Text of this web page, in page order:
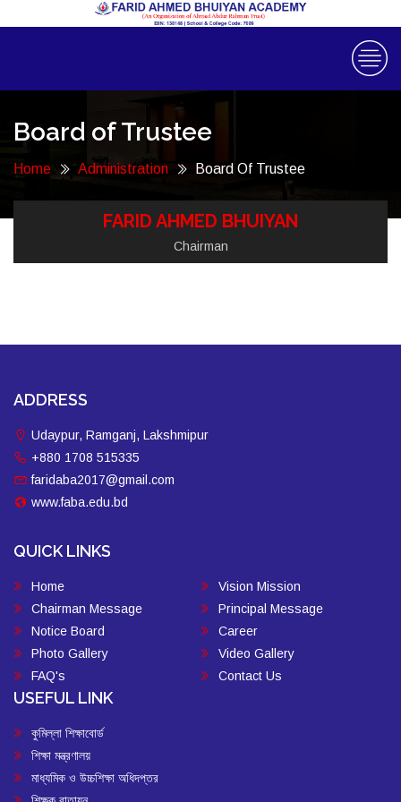
Board of Trustee
Home Administration Board Of Trustee
FARID AHMED BHUIYAN
Chairman
ADDRESS
Udaypur, Ramganj, Lakshmipur
+880 1708 515335
faridaba2017@gmail.com
www.faba.edu.bd
QUICK LINKS
Home
Vision Mission
Chairman Message
Principal Message
Notice Board
Career
Photo Gallery
Video Gallery
FAQ's
Contact Us
USEFUL LINK
কুমিল্লা শিক্ষাবোর্ড
শিক্ষা মন্ত্রণালয়
মাধ্যমিক ও উচ্চশিক্ষা অধিদপ্তর